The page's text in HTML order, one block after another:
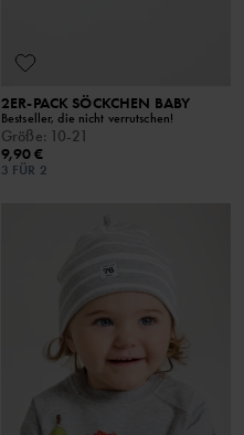
2ER-PACK SÖCKCHEN BABY
Bestseller, die nicht verrutschen!
Größe: 10-21
9,90 €
3 FÜR 2